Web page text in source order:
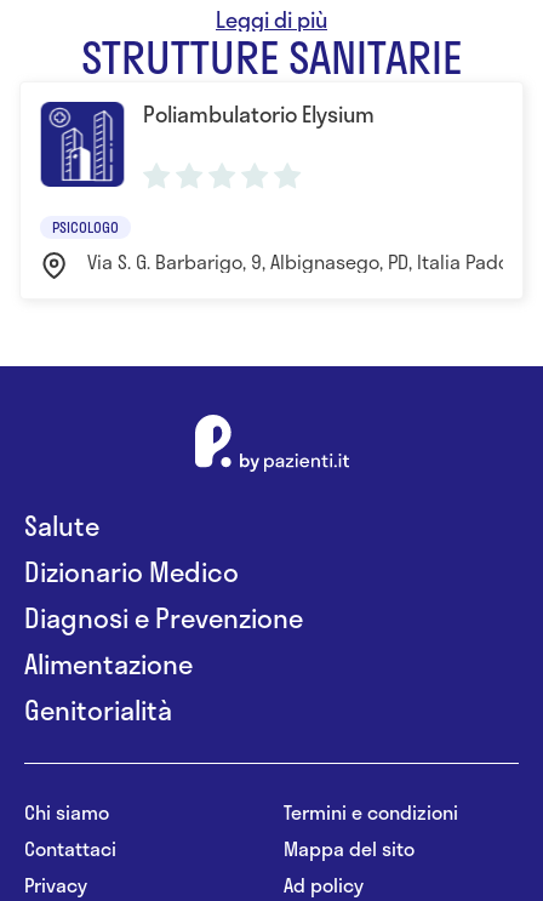
STRUTTURE SANITARIE
Poliambulatorio Elysium
PSICOLOGO
Via S. G. Barbarigo, 9, Albignasego, PD, Italia Padova
Salute
Dizionario Medico
Diagnosi e Prevenzione
Alimentazione
Genitorialità
Chi siamo
Contattaci
Privacy
Termini e condizioni
Mappa del sito
Ad policy